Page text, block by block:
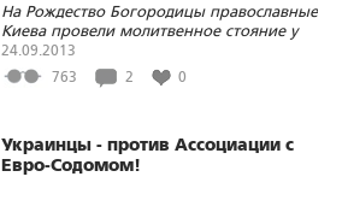
На Рождество Богородицы православные
Киева провели молитвенное стояние у
посольства Евросоюза против
ассоциации Украины с евро-содомом
24.09.2013
763
2 0
Украинцы - против Ассоциации с
Евро-Содомом!